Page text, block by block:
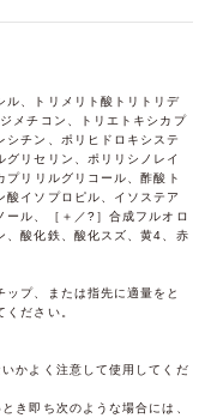
ル、トリメリト酸トリトリデ
メチコン、トリエトキシカプ
シチン、ポリヒドロキシステ
グリセリン、ポリリシノレイ
プリリルグリコール、酢酸ト
酸イソプロピル、イソステア
ール、［＋／?］合成フルオロ
、酸化鉄、酸化スズ、黄4、赤
ップ、または指先に適量をと
ください。
かよく注意して使用してくだ
き即ち次のような場合には、